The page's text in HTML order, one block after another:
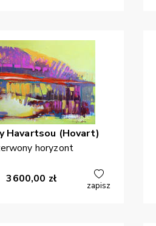
Havartsou (Hovart)
horyzont
3600,00 zł
zapisz